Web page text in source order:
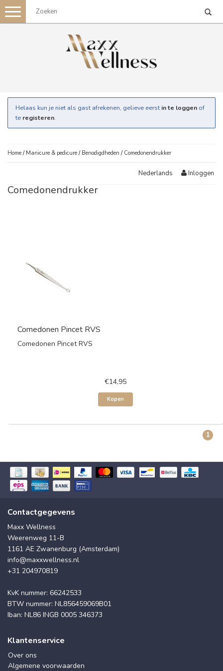
Toggle
navigation
Helaas kun je niet als gast afrekenen, gelieve eerst in te loggen of
te registeren.
Home / Manicure & pedicure / Benodigdheden / Comedonendrukker
Nederlands Inloggen
Comedonendrukker
Comedonen Pincet RVS
Comedonen Pincet RVS
€14,95
Kopen
1
Contactgegevens
Maxx Wellness
Weerenweg 11-B
1161 AE Zwanenburg (Amsterdam)
info@maxxwellness.nl
+31 204970819
KvK nummer: 66242533
BTW nummer: NL856459069B01
Iban: NL86 INGB 0005 346373
Klantenservice
Over ons
Algemene voorwaarden